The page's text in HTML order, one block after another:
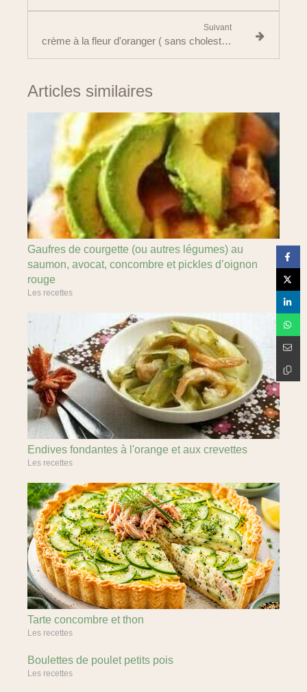
Suivant
crème à la fleur d'oranger ( sans cholestérol)
Articles similaires
Gaufres de courgette (ou autres légumes) au
saumon, avocat, concombre et pickles d’oignon
rouge
Les recettes
Endives fondantes à l'orange et aux crevettes
Les recettes
Tarte concombre et thon
Les recettes
Boulettes de poulet petits pois
Les recettes